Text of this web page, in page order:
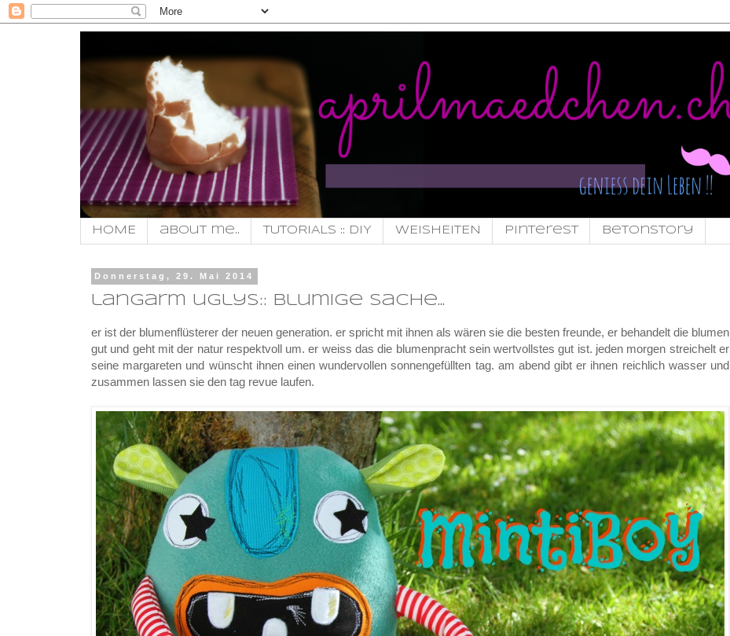
HOME about me.. TUTORIALS :: DIY WEISHEITEN pinterest Betonstory
Donnerstag, 29. Mai 2014
langarm uglys:: blumige sache...
er ist der blumenflüsterer der neuen generation. er spricht mit ihnen als wären sie die besten freunde, er behandelt die blumen
gut und geht mit der natur respektvoll um. er weiss das die blumenpracht sein wertvollstes gut ist. jeden morgen streichelt er
seine margareten und wünscht ihnen einen wundervollen sonnengefüllten tag. am abend gibt er ihnen reichlich wasser und
zusammen lassen sie den tag revue laufen.